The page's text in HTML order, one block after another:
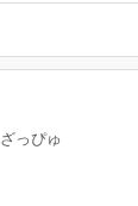
ざっぴゅ